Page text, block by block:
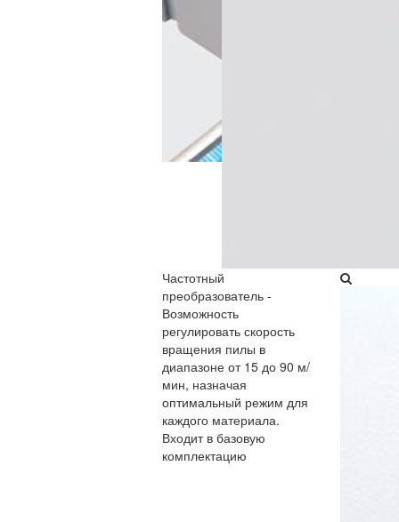
Частотный
преобразователь​ -
Возможность
регулировать скорость
вращения пилы в
диапазоне от 15 до 90 м/
мин, назначая
оптимальный режим для
каждого материала.
Входит в базовую
комплектацию